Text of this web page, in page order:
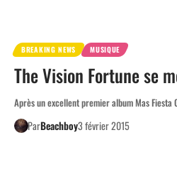
BREAKING NEWS MUSIQUE
The Vision Fortune se
Après un excellent premier album Mas Fiesta
ParBeachboy3 février 2015